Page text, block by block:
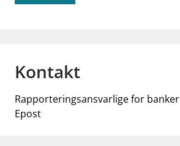
Kontakt
Rapporteringsansvarlige for banker
Epost